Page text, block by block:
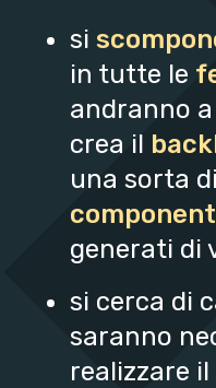
si
in tutte le
andranno
crea il
una sorta di
generati di
si cerca di
saranno
realizzare